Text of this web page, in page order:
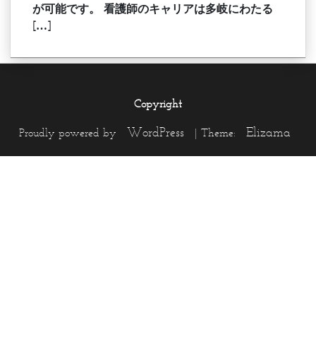
が可能です。 看護師のキャリアは多岐にわたる
[…]
Copyright
Proudly powered by WordPress | Theme: Elizama